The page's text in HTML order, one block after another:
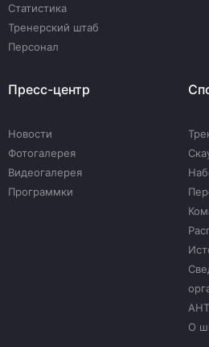
Статистика
Тренерский штаб
Персонал
Пресс-центр
Новости
Фотогалерея
Видеогалерея
Программки
О